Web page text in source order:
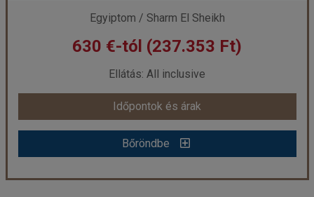
már 570 €-tól (214.748 Ft)
Időpontok és árak
Bőröndbe
Egyiptom / Sharm El Sheikh
630 €-tól (237.353 Ft)
Ellátás: All inclusive
Időpontok és árak
Bőröndbe